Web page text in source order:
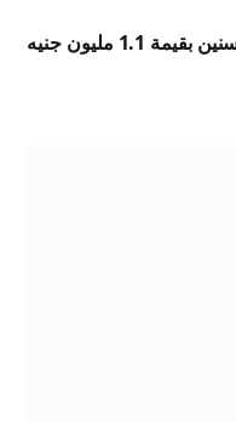
يقدم Atom Bank قرضًا لرعاية المسنين بقيمة 1.1 مليون جنيه